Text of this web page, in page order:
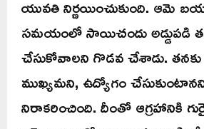
యువతి నిర్ణయించుకుంది. ఆమె
సమయంలో సాయిచందు అడ్డుపడి
చేసుకోవాలని గొడవ చేశాడు. తనకు
ముఖ్యమని, ఉద్యోగం
నిరాకరించింది. దీంతో ఆగ్రహానికి